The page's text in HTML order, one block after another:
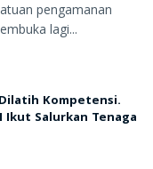
pengamanan
lagi...
Kompetensi.
Ikut Salurkan Tenaga